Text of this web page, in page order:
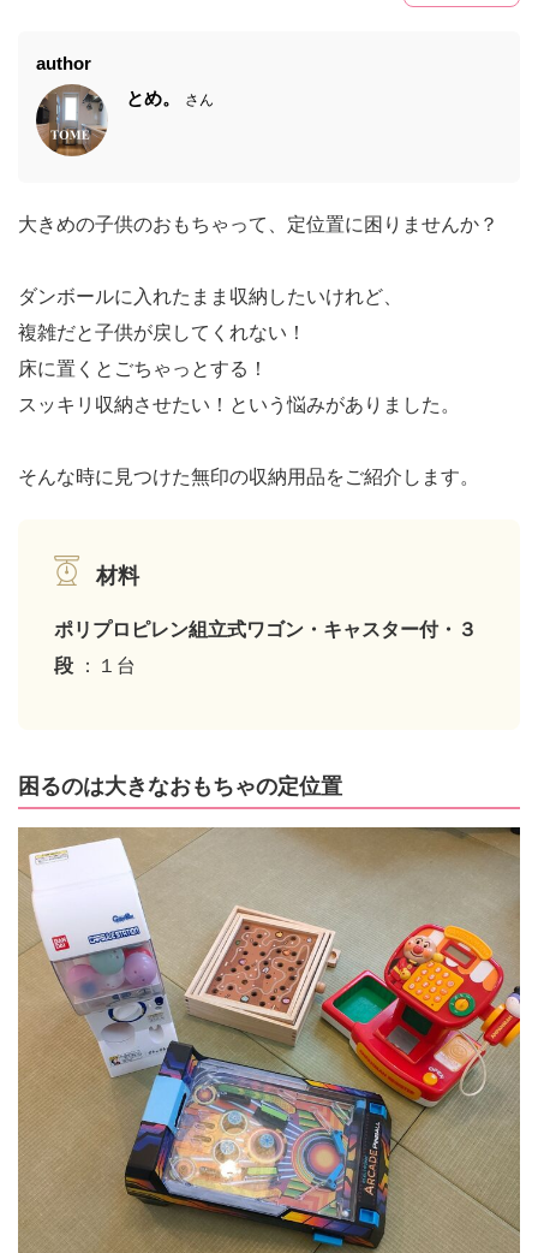
author
とめ。
さん
大きめの子供のおもちゃって、定位置に困りませんか？
ダンボールに入れたまま収納したいけれど、
複雑だと子供が戻してくれない！
床に置くとごちゃっとする！
スッキリ収納させたい！という悩みがありました。
そんな時に見つけた無印の収納用品をご紹介します。
材料
ポリプロピレン組立式ワゴン・キャスター付・３
段
：１台
困るのは大きなおもちゃの定位置